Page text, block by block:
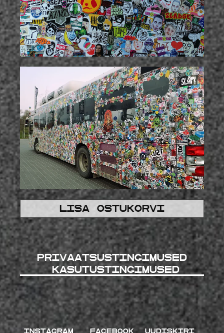
Lisa ostukorvi
Privaatsustingimused
kasutustingimused
INSTAGRAM FACEBOOK UUDISKIRI